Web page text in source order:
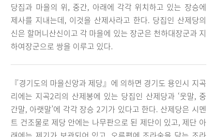
당집과 마을의 위, 중간, 아래에 각각 위치하고 있는 장승에
제사를 지내는데, 이것을 산제사라고 한다. 당집인 산제당의
신은 할머니산신이고 각 마을에 있는 장군은 천하대장군과 지
하여장군으로 쌍을 이루고 있다.
『경기도의 마을신앙과 제당』에 의하면 경기도 용인시 지곡
리에는 지곡2리의 산제봉에 있는 당집인 산제당과 ‘웃말, 중
간말, 아랫말’에 각각 장승 2기가 있다고 한다. 산제당은 시멘
트 건조물로 제당 안에는 나무판으로 된 제단이 있고, 제단 아